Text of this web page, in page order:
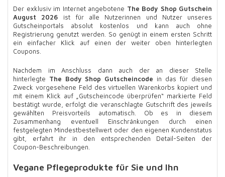
Der exklusiv im Internet angebotene The Body Shop Gutschein
August 2026 ist für alle Nutzerinnen und Nutzer unseres
Gutscheinportals absolut kostenlos und kann auch ohne
Registrierung genutzt werden. So genügt in einem ersten Schritt
ein einfacher Klick auf einen der weiter oben hinterlegten
Coupons.
Nachdem im Anschluss dann auch der an dieser Stelle
hinterlegte The Body Shop Gutscheincode in das für diesen
Zweck vorgesehene Feld des virtuellen Warenkorbs kopiert und
mit einem Klick auf „Gutscheincode überprüfen“ markierte Feld
bestätigt wurde, erfolgt die veranschlagte Gutschrift des jeweils
gewählten Preisvorteils automatisch. Ob es in diesem
Zusammenhang eventuell Einschränkungen durch einen
festgelegten Mindestbestellwert oder den eigenen Kundenstatus
gibt, erfahrt ihr in den entsprechenden Detail-Seiten der
Coupon-Beschreibungen.
Vegane Pflegeprodukte für Sie und Ihn